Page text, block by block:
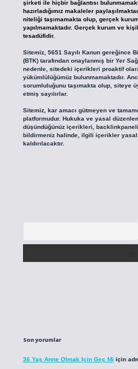
şirketi ile hiçbir bağlantısı
hazırladığımız makaleler
niteliği taşımamakta olup, gerçek
yapılmamaktadır. Gerçek kurum ve
tesadüfidir.
Sitemiz, 5651 Sayılı Kanun gereğince
(BTK) tarafından onaylanmış bir Yer
nedenle, sitedeki içerikleri proaktif
yükümlülüğümüz bulunmamaktadır.
sorumluluğunu taşımakta olup, siteye
etmiş sayılırlar.
Sitemiz, kar amacı gütmeyen ve
platformudur. Hukuka ve yasal
düşündüğünüz içerikleri,
bildirmeniz halinde, ilgili içerikler
kaldırılacaktır.
Son yorumlar
36 Yaş Anne Olmak Için Geç Mi için